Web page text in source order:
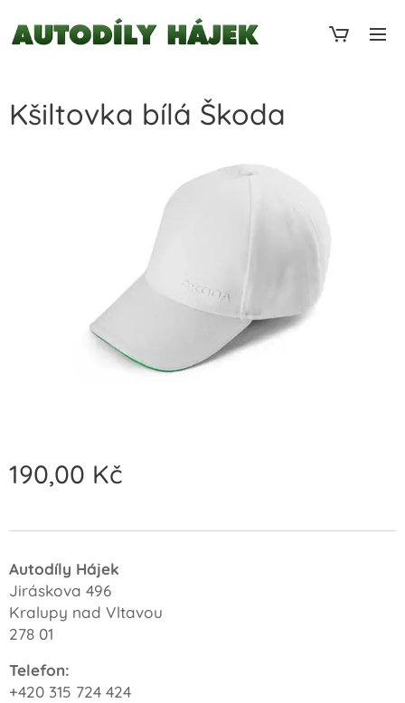
Kšiltovka bílá Škoda
190,00 Kč
Autodíly Hájek
Jiráskova 496
Kralupy nad Vltavou
278 01
Telefon:
+420 315 724 424